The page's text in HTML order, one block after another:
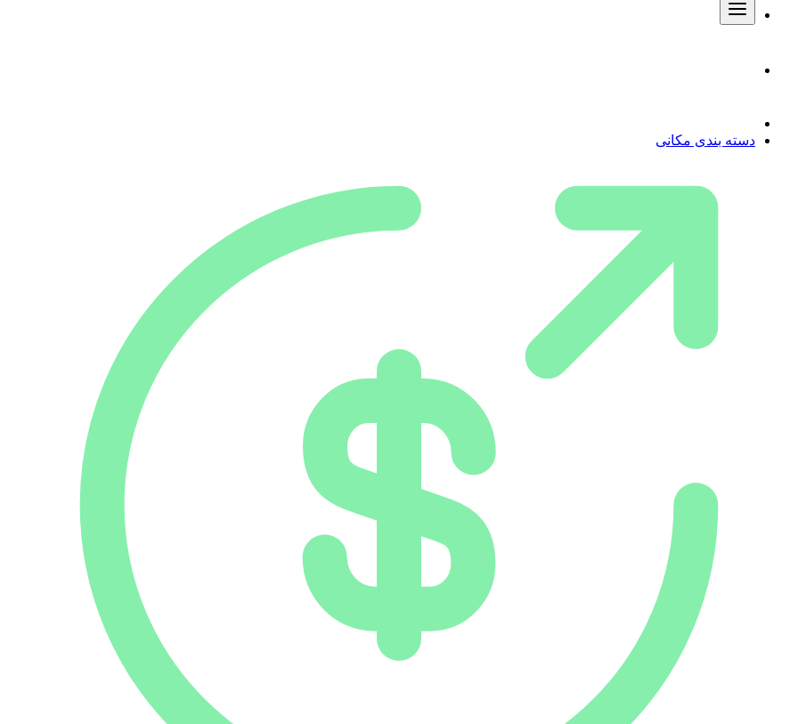
دسته بندی مکانی